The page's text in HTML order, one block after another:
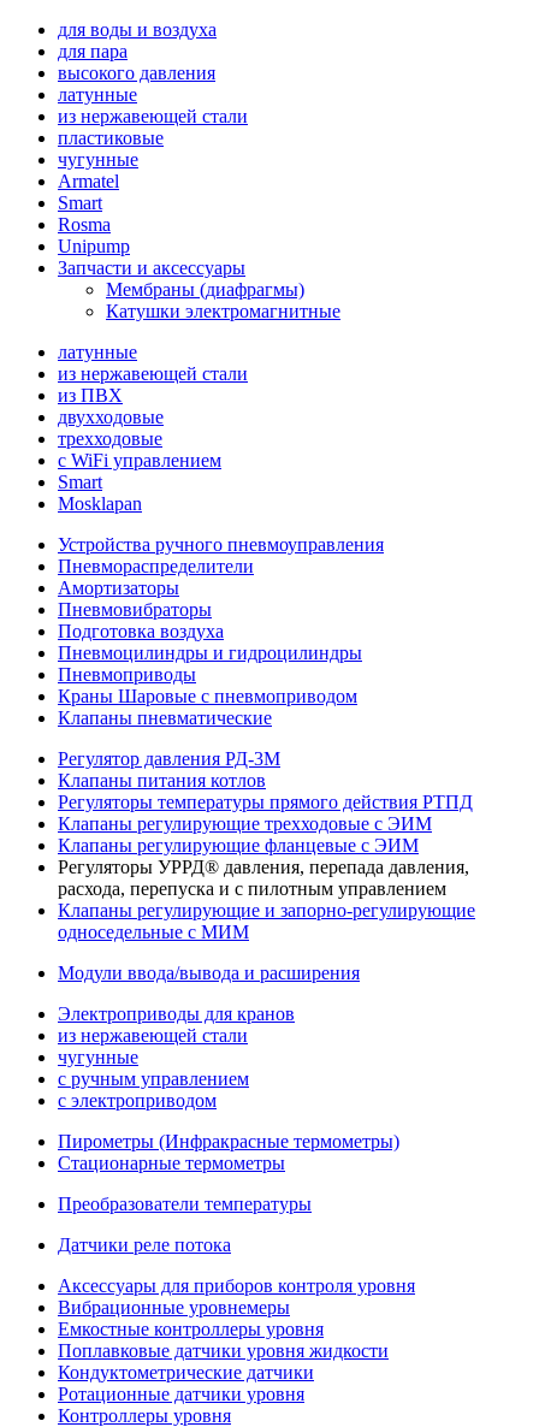
для воды и воздуха
для пара
высокого давления
латунные
из нержавеющей стали
пластиковые
чугунные
Armatel
Smart
Rosma
Unipump
Запчасти и аксессуары
Мембраны (диафрагмы)
Катушки электромагнитные
латунные
из нержавеющей стали
из ПВХ
двухходовые
трехходовые
с WiFi управлением
Smart
Mosklapan
Устройства ручного пневмоуправления
Пневмораспределители
Амортизаторы
Пневмовибраторы
Подготовка воздуха
Пневмоцилиндры и гидроцилиндры
Пневмоприводы
Краны Шаровые с пневмоприводом
Клапаны пневматические
Регулятор давления РД-3М
Клапаны питания котлов
Регуляторы температуры прямого действия РТПД
Клапаны регулирующие трехходовые с ЭИМ
Клапаны регулирующие фланцевые с ЭИМ
Регуляторы УРРД® давления, перепада давления,
расхода, перепуска и с пилотным управлением
Клапаны регулирующие и запорно-регулирующие
односедельные с МИМ
Модули ввода/вывода и расширения
Электроприводы для кранов
из нержавеющей стали
чугунные
с ручным управлением
c электроприводом
Пирометры (Инфракрасные термометры)
Стационарные термометры
Преобразователи температуры
Датчики реле потока
Аксессуары для приборов контроля уровня
Вибрационные уровнемеры
Емкостные контроллеры уровня
Поплавковые датчики уровня жидкости
Кондуктометрические датчики
Ротационные датчики уровня
Контроллеры уровня